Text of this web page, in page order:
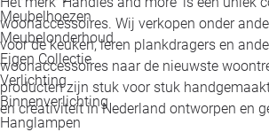
Meubelhoezen
Meubelonderhoud
Eigen Collectie
Verlichting
Binnenverlichting
Hanglampen
woonaccessoires. Wij verkopen onder
voor de keuken, leren plankdragers en
woonaccessoires naar de nieuwste
producten zijn stuk voor stuk
en creativiteit in Nederland ontworpen en